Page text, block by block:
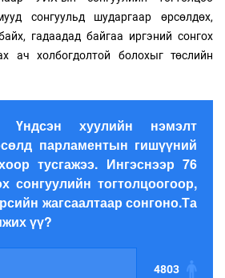
сонгуульд шударгаар өрсөлдөх,
гадаадад байгаа иргэний сонгох
ач холбогдолтой болохыг төслийн
Үндсэн хуулийн нэмэлт
парламентын гишүүний
тусгажээ. Ингэснээр 76
сонгуулийн тогтолцоогоор,
жагсаалтаар сонгоно.Та
үү?
4803